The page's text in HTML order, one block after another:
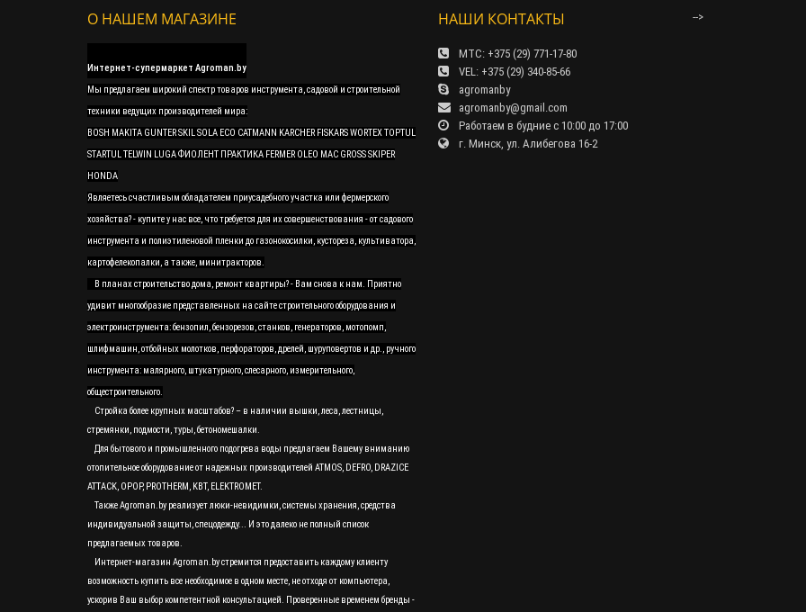
О НАШЕМ МАГАЗИНЕ
Интернет-супермаркет Agroman.by
Мы предлагаем широкий спектр товаров инструмента, садовой и строительной
техники ведущих производителей мира:
BOSH MAKITA GUNTER SKIL SOLA ECO CATMANN KARCHER FISKARS WORTEX TOPTUL
STARTUL TELWIN LUGA ФИОЛЕНТ ПРАКТИКА FERMER OLEO MAC GROSS SKIPER
HONDA
Являетесь счастливым обладателем приусадебного участка или фермерского
хозяйства? - купите у нас все, что требуется для их совершенствования - от садового
инструмента и полиэтиленовой пленки до газонокосилки, кустореза, культиватора,
картофелекопалки, а также, минитракторов.
В планах строительство дома, ремонт квартиры? - Вам снова к нам. Приятно
удивит многообразие представленных на сайте строительного оборудования и
электроинструмента: бензопил, бензорезов, станков, генераторов, мотопомп,
шлифмашин, отбойных молотков, перфораторов, дрелей, шуруповертов и др., ручного
инструмента: малярного, штукатурного, слесарного, измерительного,
общестроительного.
Стройка более крупных масштабов? – в наличии вышки, леса, лестницы,
стремянки, подмости, туры, бетономешалки.
Для бытового и промышленного подогрева воды предлагаем Вашему вниманию
отопительное оборудование от надежных производителей ATMOS, DEFRO, DRAZICE
ATTACK, OPOP, PROTHERM, KBT, ELEKTROMET.
Также Agroman.by реализует люки-невидимки, системы хранения, средства
индивидуальной защиты, спецодежду... И это далеко не полный список
предлагаемых товаров.
Интернет-магазин Agroman.by стремится предоставить каждому клиенту
возможность купить все необходимое в одном месте, не отходя от компьютера,
ускорив Ваш выбор компетентной консультацией. Проверенные временем бренды -
НАШИ КОНТАКТЫ
МТС: +375 (29) 771-17-80
VEL: +375 (29) 340-85-66
agromanby
agromanby@gmail.com
Работаем в будние с 10:00 до 17:00
г. Минск, ул. Алибегова 16-2
-->